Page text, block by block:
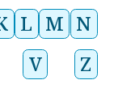
L M N
V Z